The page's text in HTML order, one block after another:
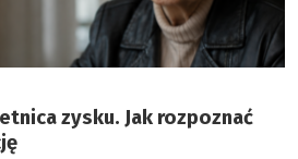
zysku. Jak rozpoznać